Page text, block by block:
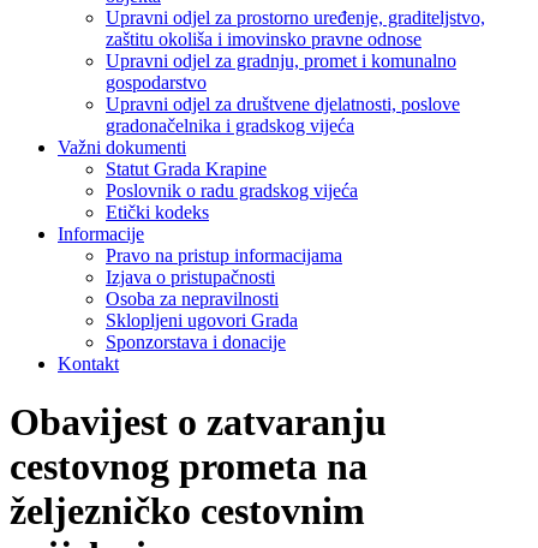
Upravni odjel za prostorno uređenje, graditeljstvo,
zaštitu okoliša i imovinsko pravne odnose
Upravni odjel za gradnju, promet i komunalno
gospodarstvo
Upravni odjel za društvene djelatnosti, poslove
gradonačelnika i gradskog vijeća
Važni dokumenti
Statut Grada Krapine
Poslovnik o radu gradskog vijeća
Etički kodeks
Informacije
Pravo na pristup informacijama
Izjava o pristupačnosti
Osoba za nepravilnosti
Sklopljeni ugovori Grada
Sponzorstava i donacije
Kontakt
Obavijest o zatvaranju
cestovnog prometa na
željezničko cestovnim